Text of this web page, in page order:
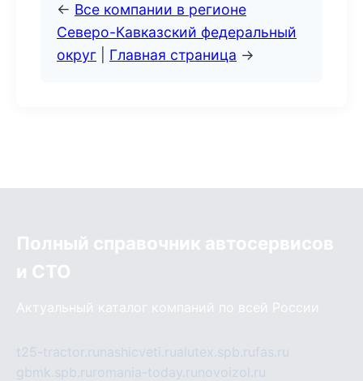
← Все компании в регионе
Северо-Кавказский федеральный
округ
Главная страница →
Полный справочник автосервисов
и СТО
Актуальный каталог компаний по всей России
t25-tractor.ru nashicveti.rualutex.spb.rufas.ru
gbmk.spb.ru romania-today.ru novoizol.ru